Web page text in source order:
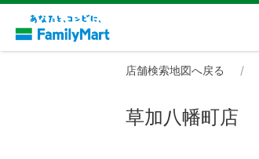
店舗検索地図へ戻る
草加八幡町店